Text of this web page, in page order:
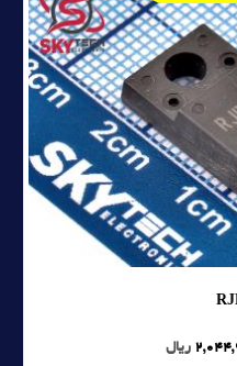
ریال